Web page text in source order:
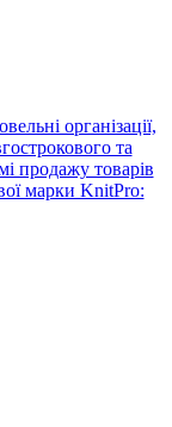
організації,
та
продажу товарів
марки KnitPro: